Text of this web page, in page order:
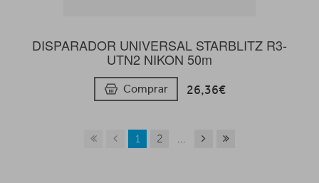
DISPARADOR UNIVERSAL STARBLITZ R3-
UTN2 NIKON 50m
Comprar 26,36€
1 2 ...